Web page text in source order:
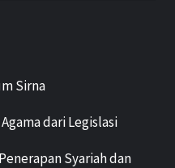
Sirna
dari Legislasi
Syariah dan